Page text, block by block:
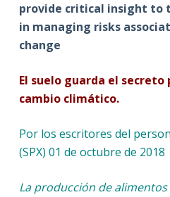
provide critical insight to
in managing risks
change
El suelo guarda el
cambio climático.
Por los escritores del
(SPX) 01 de octubre de 2018
La producción de